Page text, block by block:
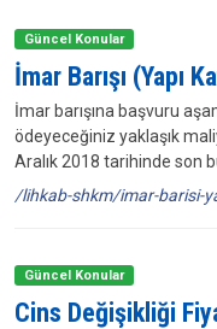
Güncel Konular
İmar Barışı (Yapı
İmar barışına başvuru
ödeyeceğiniz yaklaşık
Aralık 2018 tarihinde son
/lihkab-shkm/imar-barisi-
Güncel Konular
Cins Değişikliği